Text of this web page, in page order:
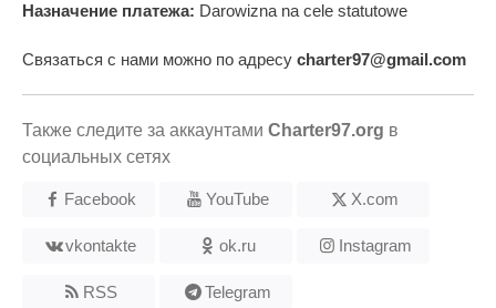
Назначение платежа: Darowizna na cele statutowe
Связаться с нами можно по адресу charter97@gmail.com
Также следите за аккаунтами Charter97.org в
социальных сетях
Facebook YouTube X.com
vkontakte ok.ru Instagram
RSS Telegram